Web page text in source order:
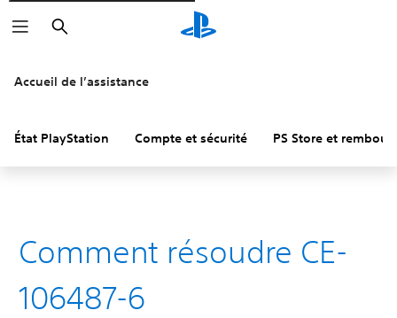
Rechercher
Accueil de l’assistance
État PlayStation Compte et sécurité PS Store et
Comment résoudre CE-
106487-6